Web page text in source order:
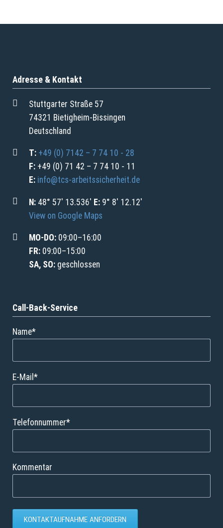
Adresse & Kontakt
Stuttgarter Straße 57
74321 Bietigheim-Bissingen
Deutschland
T: +49 (0) 7142 – 7 74 10 - 28
F:+49 (0) 71 42 – 7 74 10 - 11
E: info@tcs-arbeitssicherheit.de
N: 48° 57' 13.536' E: 9° 8' 12.12'
View on Google Maps
MO-DO:09:00–16:00
FR:09:00–15:00
SA, SO:geschlossen
Call-Back-Service
Pflichtfeld
Name*
Pflichtfeld
E-Mail *
Pflichtfeld
Telefonnummer*
Kommentar
KONTAKTAUFNAHME ANFORDERN